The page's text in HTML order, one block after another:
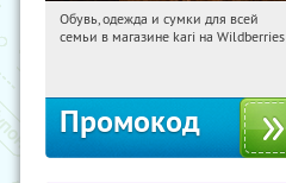
09:44:54 Получили:
Обувь, одежда и сумки для всей
семьи в магазине kari на Wildberries
Промокод